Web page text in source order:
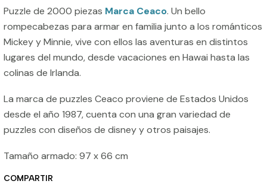
Puzzle de 2000 piezas Marca Ceaco. Un bello
rompecabezas para armar en familia junto a los románticos
Mickey y Minnie, vive con ellos las aventuras en distintos
lugares del mundo, desde vacaciones en Hawai hasta las
colinas de Irlanda.
La marca de puzzles Ceaco proviene de Estados Unidos
desde el año 1987, cuenta con una gran variedad de
puzzles con diseños de disney y otros paisajes.
Tamaño armado: 97 x 66 cm
COMPARTIR